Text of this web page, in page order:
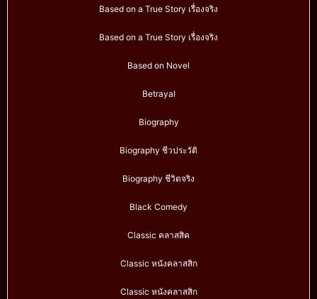
Based on a True Story เรื่องจริง
Based on a True Story เรื่องจริง
Based on Novel
Betrayal
Biography
Biography ชีวประวัติ
Biography ชีวิตจริง
Black Comedy
Classic คลาสสิค
Classic หนังคลาสสิก
Classic หนังคลาสสิก